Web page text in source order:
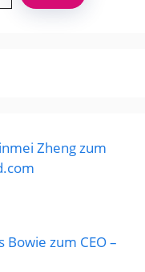
Zheng zum
Bowie zum CEO –